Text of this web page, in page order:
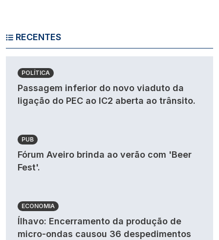
RECENTES
POLÍTICA
Passagem inferior do novo viaduto da
ligação do PEC ao IC2 aberta ao trânsito.
PUB
Fórum Aveiro brinda ao verão com 'Beer
Fest'.
ECONOMIA
Ílhavo: Encerramento da produção de
micro-ondas causou 36 despedimentos